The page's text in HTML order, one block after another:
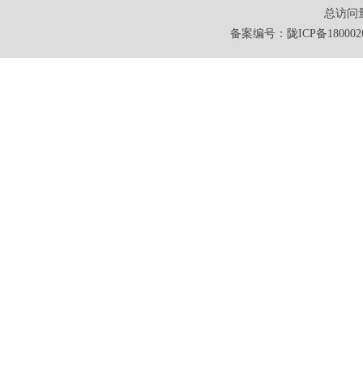
总访问
备案编号： 陇ICP备